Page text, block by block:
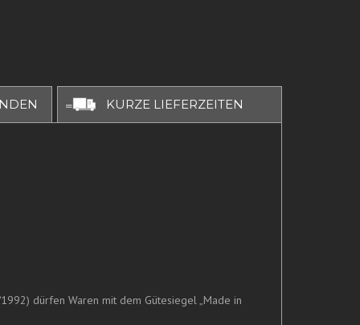
KURZE LIEFERZEITEN
dürfen Waren mit dem Gütesiegel „Made in